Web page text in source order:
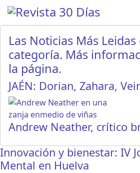
Las Noticias Más
categoría. Más
la página.
JAÉN: Dorian, Zahara,
Andrew Neather, crítico
Innovación y bienestar: IV
Mental en Huelva